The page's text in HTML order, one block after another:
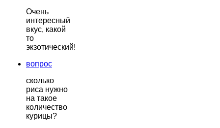
Очень
интересный
вкус, какой
то
экзотический!
вопрос
сколько
риса нужно
на такое
количество
курицы?